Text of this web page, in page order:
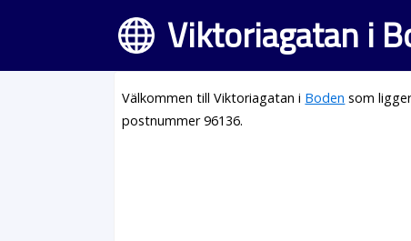
Viktoriagatan i
Välkommen till Viktoriagatan i Boden som
postnummer 96136.